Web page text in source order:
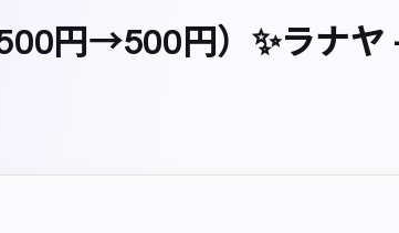
円→500円）✨ラナヤ